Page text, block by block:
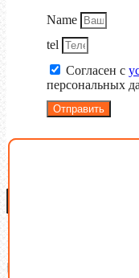
Name
tel
Согласен с
персональных
Отправить
Крепеж-Маркет